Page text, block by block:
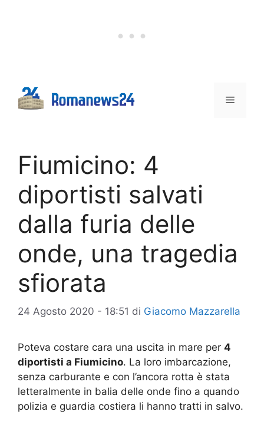
Menu
Fiumicino: 4
diportisti salvati
dalla furia delle
onde, una tragedia
sfiorata
24 Agosto 2020 - 18:51 di Giacomo Mazzarella
Poteva costare cara una uscita in mare per 4
diportisti a Fiumicino. La loro imbarcazione,
senza carburante e con l’ancora rotta è stata
letteralmente in balia delle onde fino a quando
polizia e guardia costiera li hanno tratti in salvo.